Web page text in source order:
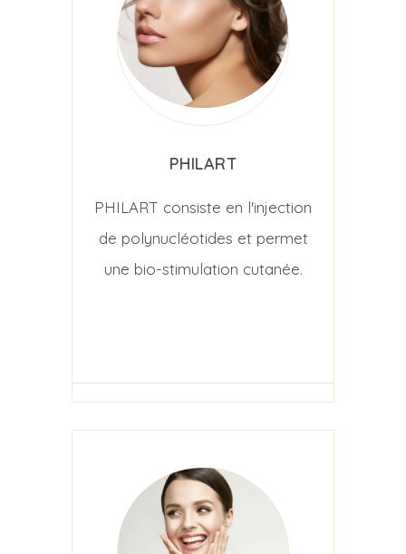
PHILART
PHILART consiste en l'injection
de polynucléotides et permet
une bio-stimulation cutanée.